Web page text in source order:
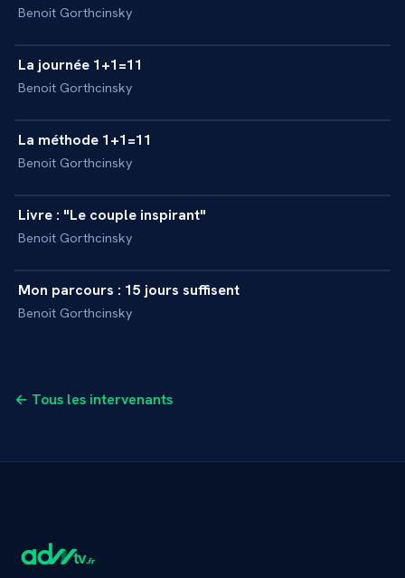
Benoit Gorthcinsky
INTERVIEW
La journée 1+1=11
Benoit Gorthcinsky
INTERVIEW
La méthode 1+1=11
Benoit Gorthcinsky
INTERVIEW
Livre : "Le couple inspirant"
Benoit Gorthcinsky
INTERVIEW
Mon parcours : 15 jours suffisent
Benoit Gorthcinsky
← Tous les intervenants